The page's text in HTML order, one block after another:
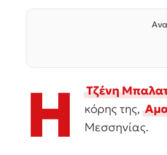
Η Τζένη
κόρης της,
Μεσσηνίας.